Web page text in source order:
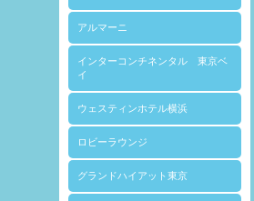
アルマーニ
インターコンチネンタル 東京ベ
イ
ウェスティンホテル横浜
ロビーラウンジ
グランドハイアット東京